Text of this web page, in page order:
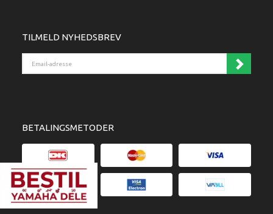
TILMELD NYHEDSBREV
BETALINGSMETODER